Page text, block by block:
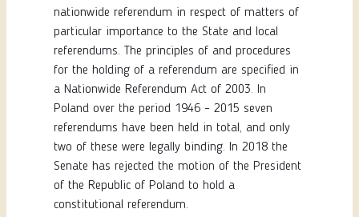
nationwide referendum in respect of matters of
particular importance to the State and local
referendums. The principles of and procedures
for the holding of a referendum are specified in
a Nationwide Referendum Act of 2003. In
Poland over the period 1946 – 2015 seven
referendums have been held in total, and only
two of these were legally binding. In 2018 the
Senate has rejected the motion of the President
of the Republic of Poland to hold a
constitutional referendum.